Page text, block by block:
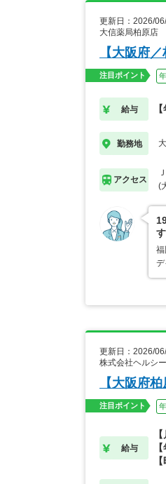
更新日：2026/
大信薬局柏原店
【大阪府
注目ポイント
給与
勤務地
アクセス
(
す
福
更新日：2026/
株式会社ヘルシ
【大阪府
注目ポイント
給与